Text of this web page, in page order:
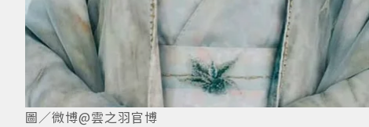
圖／微博@雲之羽官博